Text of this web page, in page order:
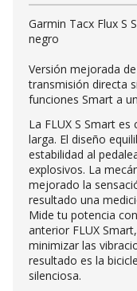
Garmin Tacx Flux S
negro
Versión mejorada
transmisión directa
funciones Smart a
La FLUX S Smart
larga. El diseño
estabilidad al
explosivos. La
mejorado la
resultado una
Mide tu potencia
anterior FLUX
minimizar las
resultado es la
silenciosa.